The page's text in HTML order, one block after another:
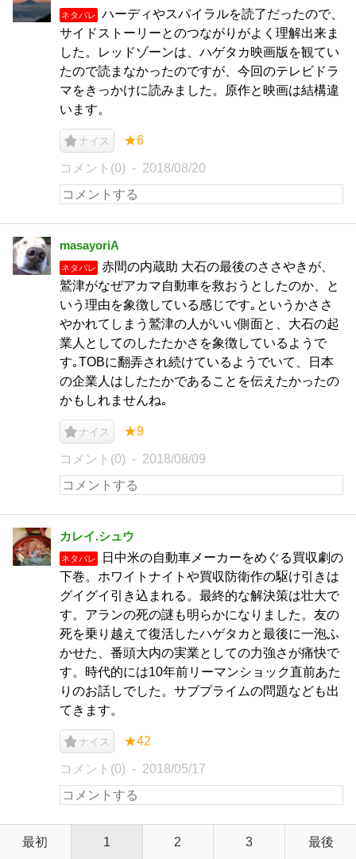
ネタバレ
ハーディやスパイラルを読了だったので、
サイドストーリーとのつながりがよく理解出来ま
した。レッドゾーンは、ハゲタカ映画版を観てい
たので読まなかったのですが、今回のテレビドラ
マをきっかけに読みました。原作と映画は結構違
います。
ナイス ★6
コメント(0) 2018/08/20
masayoriA
ネタバレ
赤間の内蔵助 大石の最後のささやきが、
鷲津がなぜアカマ自動車を救おうとしたのか、と
いう理由を象徴している感じです｡というかささ
やかれてしまう鷲津の人がいい側面と、大石の起
業人としてのしたたかさを象徴しているようで
す｡TOBに翻弄され続けているようでいて、日本
の企業人はしたたかであることを伝えたかったの
かもしれませんね｡
ナイス ★9
コメント(0) 2018/08/09
カレイ.シュウ
ネタバレ
日中米の自動車メーカーをめぐる買収劇の
下巻。ホワイトナイトや買収防衛作の駆け引きは
グイグイ引き込まれる。最終的な解決策は壮大で
す。アランの死の謎も明らかになりました。友の
死を乗り越えて復活したハゲタカと最後に一泡ふ
かせた、番頭大内の実業としての力強さが痛快で
す。時代的には10年前リーマンショック直前あた
りのお話しでした。サブプライムの問題なども出
てきます。
ナイス ★42
コメント(0) 2018/05/17
最初 1 2 3 最後